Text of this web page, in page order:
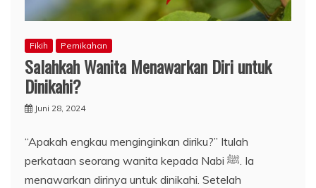
Fikih Pernikahan
Salahkah Wanita Menawarkan Diri untuk
Dinikahi?
Juni 28, 2024
“Apakah engkau menginginkan diriku?” Itulah
perkataan seorang wanita kepada Nabi ﷺ. Ia
menawarkan dirinya untuk dinikahi. Setelah